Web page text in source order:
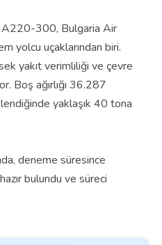
A220-300, Bulgaria Air
yolcu uçaklarından biri.
yakıt verimliliği ve çevre
Boş ağırlığı 36.287
yaklaşık 40 tona
deneme süresince
bulundu ve süreci